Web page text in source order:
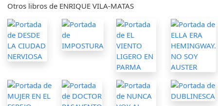
Otros libros de ENRIQUE VILA-MATAS